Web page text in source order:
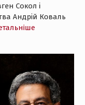
Сокол і
Андрій Коваль